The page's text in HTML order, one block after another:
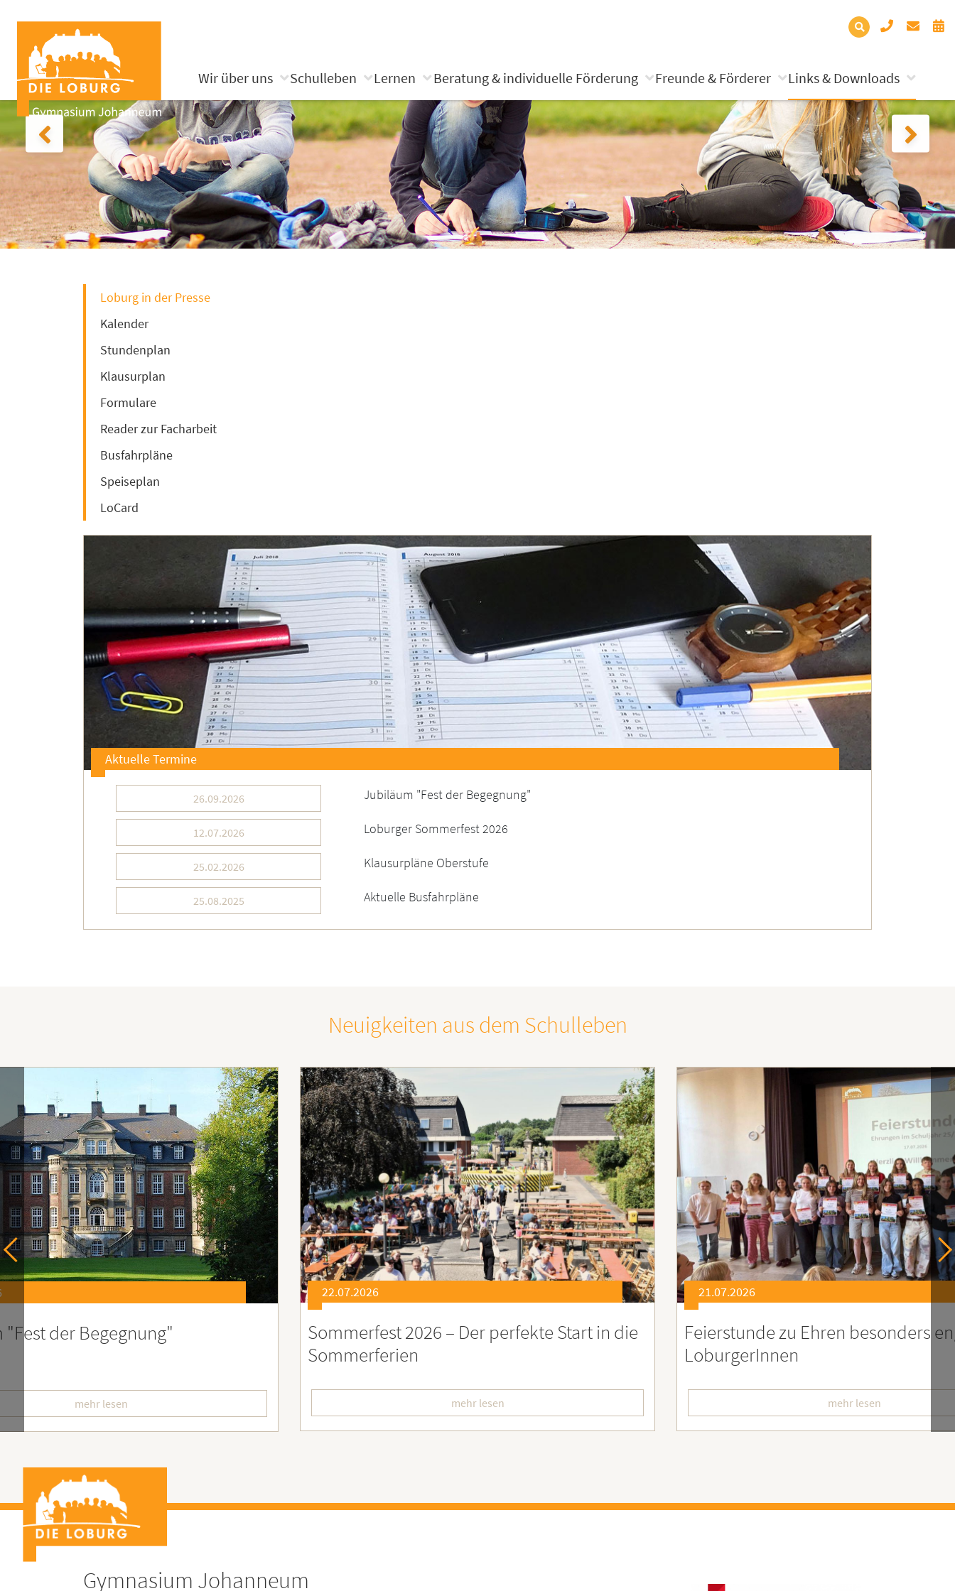
Wir über uns Schulleben Lernen Beratung & individuelle Förderung Freunde & Förderer Links & Downloads
Loburg in der Presse
Kalender
Stundenplan
Klausurplan
Formulare
Reader zur Facharbeit
Busfahrpläne
Speiseplan
LoCard
Aktuelle Termine
26.09.2026 Jubiläum "Fest der Begegnung"
12.07.2026 Loburger Sommerfest 2026
25.02.2026 Klausurpläne Oberstufe
25.08.2025 Aktuelle Busfahrpläne
Neuigkeiten aus dem Schulleben
2026 – Der perfekte Start in die
mehr lesen
21.07.2026
Feierstunde zu Ehren besonders engagierter
LoburgerInnen
mehr lesen
21.07.2026
Soziales Engagement für
Ruanda – Wir sind dabei!
mehr lesen
Gymnasium Johanneum